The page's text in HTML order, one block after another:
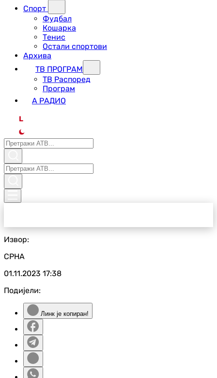
Спорт
Фудбал
Кошарка
Тенис
Остали спортови
Архива
ТВ ПРОГРАМ
ТВ Распоред
Програм
А РАДИО
L
Извор:
СРНА
01.11.2023 17:38
Подијели:
Линк је копиран!